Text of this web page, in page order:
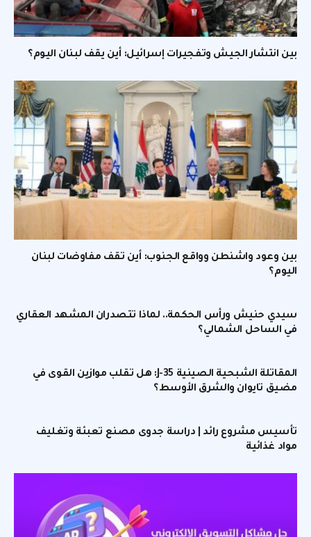
بين انتشار الجيش وتفجيرات إسرائيل: أين يقف لبنان اليوم؟
بين وعود واشنطن وواقع الجنوب: أين تقف مفاوضات لبنان
اليوم؟
سيدي حنيش ورأس الحكمة.. لماذا تتصدران المشهد العقاري
في الساحل الشمالي؟
المقاتلة الشبحية الصينية J-35: هل تقلب موازين القوى في
مضيق تايوان والشرق الأوسط؟
تأسيس مشروع رائد | دراسة جدوى مصنع تعبئة وتغليف
مواد غذائية